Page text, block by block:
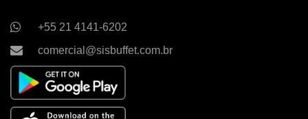
+55 21 4141-6202
comercial@sisbuffet.com.br